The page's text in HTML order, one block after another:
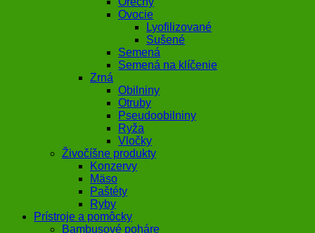
Ovocie
Lyofilizované
Sušené
Semená
Semená na klíčenie
Zrná
Obilniny
Otruby
Pseudoobilniny
Ryža
Vločky
Živočíšne produkty
Konzervy
Mäso
Paštéty
Ryby
Prístroje a pomôcky
Bambusové poháre